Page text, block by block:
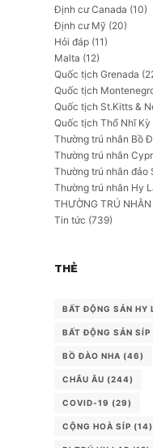
Định cư Canada (10)
Định cư Mỹ (20)
Hỏi đáp (11)
Malta (12)
Quốc tịch Grenada
Quốc tịch
Quốc tịch St.Kitts &
Quốc tịch Thổ Nhĩ Kỳ
Thường trú nhân Bồ
Thường trú nhân
Thường trú nhân đảo
Thường trú nhân Hy
THƯỜNG TRÚ NHÂN
Tin tức (739)
THẺ
BẤT ĐỘNG SẢN HY
BẤT ĐỘNG SẢN SÍP
BỒ ĐÀO NHA (46)
CHÂU ÂU (244)
COVID-19 (29)
CỘNG HOÀ SÍP (14)